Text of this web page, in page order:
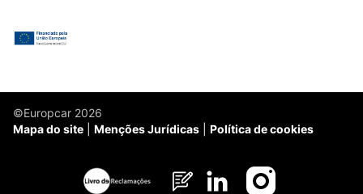
©Europcar 2026
Mapa do site
Menções Jurídicas Política de cookies